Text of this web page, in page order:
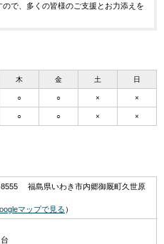
で、多くの皆様のご支援とお力添えを
木 金 土 日
○ ○ × ×
○ ○ × ×
8555 福島県いわき市内郷御厩町久世原
マップで見る）